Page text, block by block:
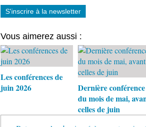
S'inscrire à la newsletter
Vous aimerez aussi :
Les conférences de
juin 2026
Dernière conférence
du mois de mai,
celles de juin